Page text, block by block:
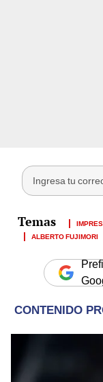
ALBERTO FUJIMORI